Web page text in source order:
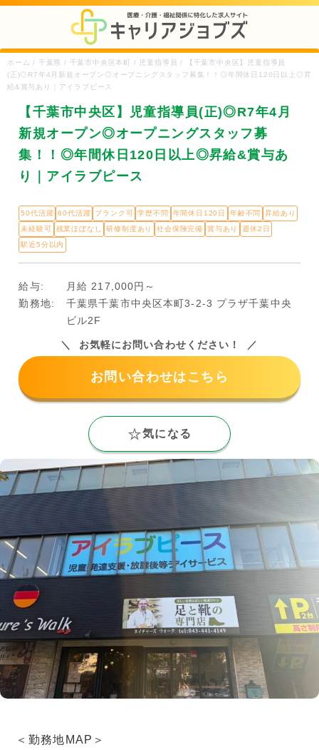
ホーム / 千葉県 / 千葉市中央区本町 / 児童指導員 / 【千葉市中央区】児童指導員
(正)◎R7年4月新規オープン◎オープニングスタッフ募集！！◎年間休日120日以上◎昇
給&賞与あり｜アイラブピース
【千葉市中央区】児童指導員(正)◎R7年4月
新規オープン◎オープニングスタッフ募
集！！◎年間休日120日以上◎昇給&賞与あ
り｜アイラブピース
50代活躍 60代活躍 ブランク可 学歴不問 年間休日120日 年齢不問
昇給あり
未経験可
残業ほぼなし 研修制度あり 社会保険完備 賞与あり
週休2日
駅近5分以内
給与:
月給 217,000円～
勤務地:
千葉県千葉市中央区本町3-2-3 プラザ千葉中央
ビル2F
お気軽にお問い合わせください！
お問い合わせはこちら
気になる
＜勤務地MAP＞